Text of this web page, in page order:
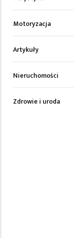
Motoryzacja
Artykuły
Nieruchomości
Zdrowie i uroda